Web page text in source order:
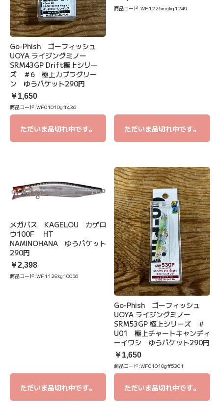
Go-Phish ゴーフィッシュ
UOYA ライジングミノー
SRM43GP Drift極上シリー
ズ ＃6 極上カブラグリー
ン ゆうパケット290円
￥1,650
商品コード:WF01010gff436
ただいま品切れ中です。
商品コード:WF1226mgkg1249
ただいま品切れ中です。
メガバス KAGELOU カゲロ
ウ100F HT
NAMINOHANA ゆうパケット
290円
￥2,398
商品コード:WF1128kg10056
ただいま品切れ中です。
Go-Phish ゴーフィッシュ
UOYA ライジングミノー
SRM53GP 極上シリーズ ＃
U01 極上チャートキャンディ
ーイワシ ゆうパケット290円
￥1,650
商品コード:WF01010gff5301
ただいま品切れ中です。